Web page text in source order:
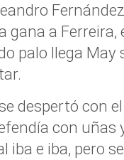
gana a Ferreira,
palo llega May
despertó con
con uñas
iba e iba, pero